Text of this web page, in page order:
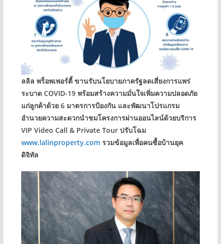
ลลิล พร็อพเพอร์ตี้ ขานรับนโยบายภาครัฐลดเสี่ยงการแพร่
ระบาด COVID-19 พร้อมสร้างความมั่นใจเพิ่มความปลอดภัย
แก่ลูกค้าด้วย 6 มาตรการป้องกัน และพัฒนาโปรแกรม
อำนวยความสะดวกนำชมโครงการผ่านออนไลน์ด้วยบริการ
VIP Video Call & Private Tour ปรับโฉม
www.lalinproperty.comรวมข้อมูลเพื่อคนซื้อบ้านยุค
ดิจิทัล